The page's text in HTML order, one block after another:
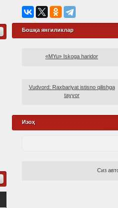
Бошқа янгиликлар
«MYu» Iskoga haridor
Vudvord: Raxbariyat istisno qilishga
tayyor
Изоҳ
Сиз